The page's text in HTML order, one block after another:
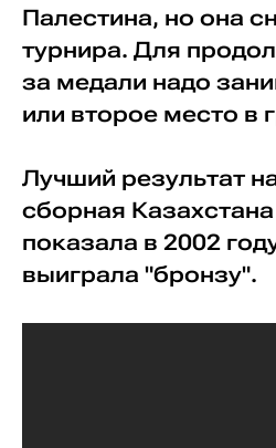
Палестина, но она
турнира. Для
за медали надо
или второе место в
Лучший результат
сборная
показала в 2002
выиграла "бронзу".